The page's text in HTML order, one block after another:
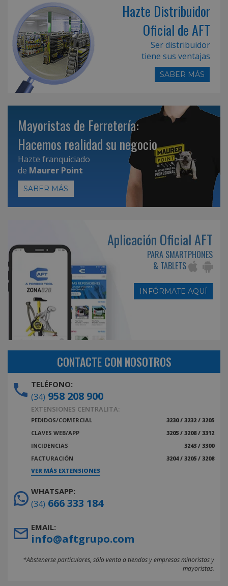
Hazte Distribuidor
Oficial de AFT
Ser distribuidor
tiene sus ventajas
SABER MÁS
Mayoristas de Ferretería:
Hacemos realidad su negocio
Hazte franquiciado
de Maurer Point
SABER MÁS
Aplicación Oficial AFT
PARA SMARTPHONES
& TABLETS
INFÓRMATE AQUÍ
CONTACTE CON NOSOTROS
TELÉFONO:
(34) 958 208 900
EXTENSIONES CENTRALITA:
PEDIDOS/COMERCIAL
3230 / 3232 / 3205
CLAVES WEB/APP
3205 / 3208 / 3312
INCIDENCIAS
3243 / 3300
FACTURACIÓN
3204 / 3205 / 3208
VER MÁS EXTENSIONES
WHATSAPP:
(34) 666 333 184
EMAIL:
info@aftgrupo.com
*Abstenerse particulares, sólo venta a tiendas y empresas minoristas y
mayoristas.